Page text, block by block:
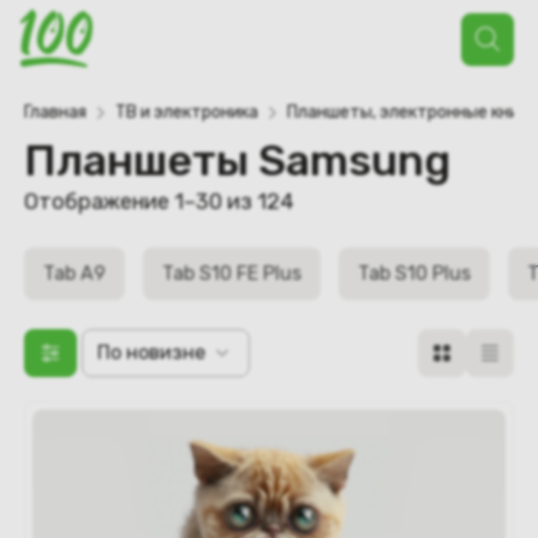
Поиск
товаров
Главная ТВ и электроника Планшеты, электронные книги
Планшеты Samsung
Отображение 1–30 из 124
Tab A9 Tab S10 FE Plus Tab S10 Plus
По новизне